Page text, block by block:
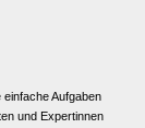
Aufgaben
und Expertinnen